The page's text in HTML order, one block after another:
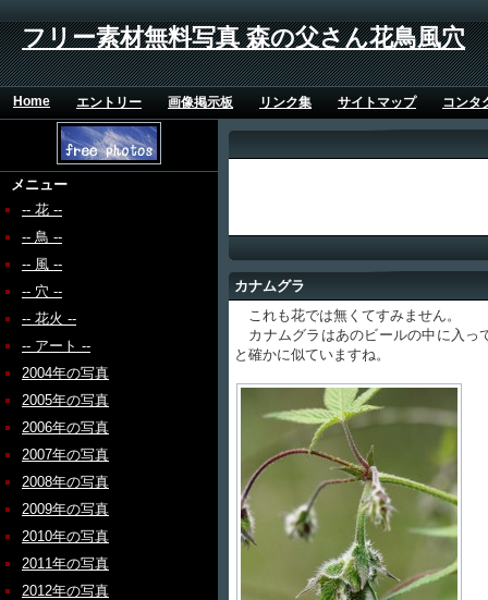
フリー素材無料写真 森の父さん花鳥風穴
Home エントリー 画像掲示板 リンク集 サイトマップ コンタ
メニュー
-- 花 --
-- 鳥 --
-- 風 --
-- 穴 --
-- 花火 --
-- アート --
2004年の写真
2005年の写真
2006年の写真
2007年の写真
2008年の写真
2009年の写真
2010年の写真
2011年の写真
2012年の写真
カナムグラ
これも花では無くてすみません。
カナムグラはあのビールの中に入っ
と確かに似ていますね。